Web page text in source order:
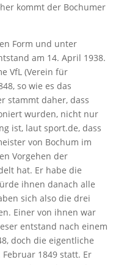
kommt der Bochumer
Form und unter
am 14. April 1938.
VfL (Verein für
so wie es das
stammt daher, dass
wurden, nicht nur
ist, laut sport.de, dass
von Bochum im
Vorgehen der
hat. Er habe die
ihnen danach alle
sich also die drei
Einer von ihnen war
entstand nach einem
doch die eigentliche
1849 statt. Er